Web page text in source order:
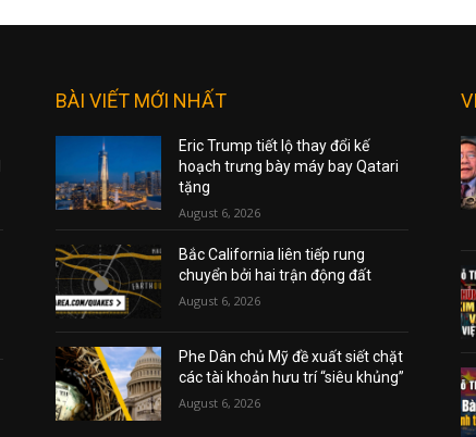
BÀI VIẾT MỚI NHẤT
Eric Trump tiết lộ thay đổi kế
hoạch trưng bày máy bay Qatari
tặng
August 6, 2026
Bắc California liên tiếp rung
chuyển bởi hai trận động đất
August 6, 2026
Phe Dân chủ Mỹ đề xuất siết chặt
các tài khoản hưu trí “siêu khủng”
August 6, 2026